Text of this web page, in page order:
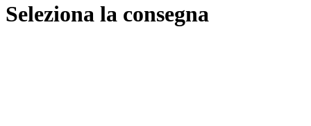
Seleziona la consegna